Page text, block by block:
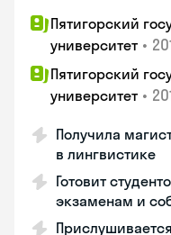
Пятигорский
университет •
Пятигорский
университет •
Получила
в лингвистике
Готовит
экзаменам и